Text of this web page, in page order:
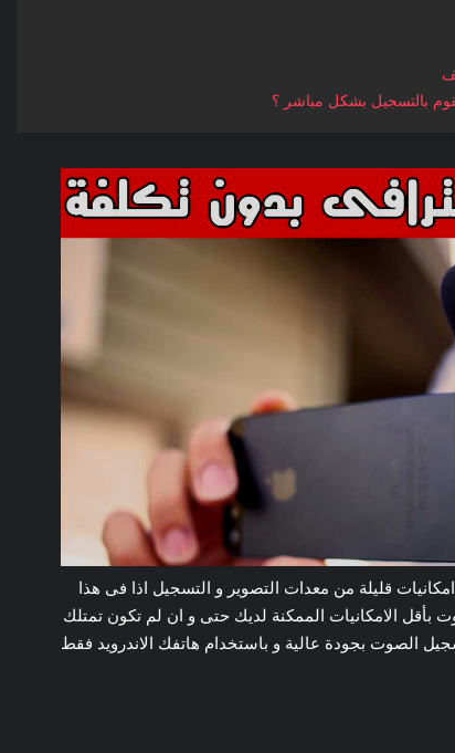
بالتسجيل بشكل مباشر ؟
قليلة من معدات التصوير و التسجيل اذا فى هذا
الامكانيات الممكنة لديك حتى و ان لم تكون تمتلك
الصوت بجودة عالية و باستخدام هاتفك الاندرويد فقط